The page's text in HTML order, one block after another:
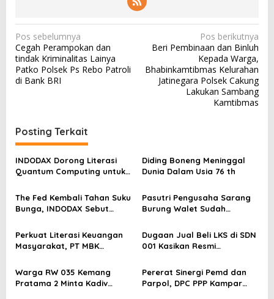
N
a
v
i
s
i
p
o
s
Pos sebelumnya
Cegah Perampokan dan
tindak Kriminalitas Lainya
Patko Polsek Ps Rebo Patroli
di Bank BRI
Pos berikutnya
Beri Pembinaan dan Binluh
Kepada Warga,
Bhabinkamtibmas Kelurahan
Jatinegara Polsek Cakung
Lakukan Sambang
Kamtibmas
Posting Terkait
INDODAX Dorong Literasi
Quantum Computing untuk
Blockchain
Diding Boneng Meninggal
Dunia Dalam Usia 76 th
The Fed Kembali Tahan Suku
Bunga, INDODAX Sebut
Sentimen Pasar
Pasutri Pengusaha Sarang
Burung Walet Sudah
Pelapor Desak Polda Jambi
Segera Lakukan Penahanan
Perkuat Literasi Keuangan
Masyarakat, PT MBK
Karpet Masjid di Pakuhaji
Dugaan Jual Beli LKS di SDN
001 Kasikan Resmi
Kampar, Pemred – Pimum
Metroterkini.id Desak Usut
Kasus Ini
Warga RW 035 Kemang
Pratama 2 Minta Kadiv
Pererat Sinergi Pemd dan
Parpol, DPC PPP Kampar